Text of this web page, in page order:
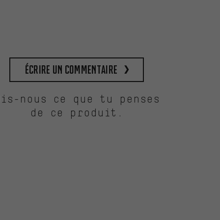
Écrire un commentaire
nous ce que tu penses
de ce produit.